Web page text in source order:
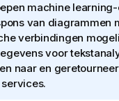
machine
van diagrammen
verbindingen
voor
naar en
services.